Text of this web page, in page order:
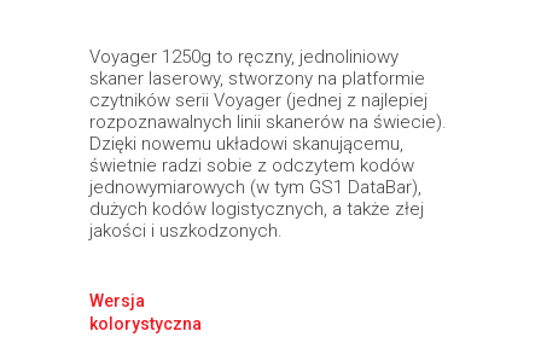
Voyager 1250g to ręczny, jednoliniowy
skaner laserowy, stworzony na platformie
czytników serii Voyager (jednej z najlepiej
rozpoznawalnych linii skanerów na świecie).
Dzięki nowemu układowi skanującemu,
świetnie radzi sobie z odczytem kodów
jednowymiarowych (w tym GS1 DataBar),
dużych kodów logistycznych, a także złej
jakości i uszkodzonych.
Wersja
kolorystyczna